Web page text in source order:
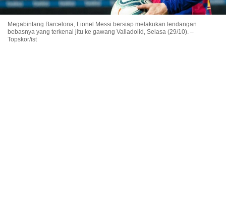
Megabintang Barcelona, Lionel Messi bersiap melakukan tendangan
bebasnya yang terkenal jitu ke gawang Valladolid, Selasa (29/10). –
Topskor/ist